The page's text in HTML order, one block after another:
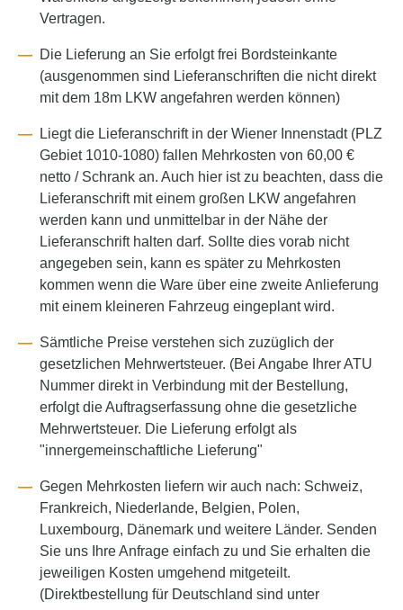
Vertragen.
Die Lieferung an Sie erfolgt frei Bordsteinkante
(ausgenommen sind Lieferanschriften die nicht direkt
mit dem 18m LKW angefahren werden können)
Liegt die Lieferanschrift in der Wiener Innenstadt (PLZ
Gebiet 1010-1080) fallen Mehrkosten von 60,00 €
netto / Schrank an. Auch hier ist zu beachten, dass die
Lieferanschrift mit einem großen LKW angefahren
werden kann und unmittelbar in der Nähe der
Lieferanschrift halten darf. Sollte dies vorab nicht
angegeben sein, kann es später zu Mehrkosten
kommen wenn die Ware über eine zweite Anlieferung
mit einem kleineren Fahrzeug eingeplant wird.
Sämtliche Preise verstehen sich zuzüglich der
gesetzlichen Mehrwertsteuer. (Bei Angabe Ihrer ATU
Nummer direkt in Verbindung mit der Bestellung,
erfolgt die Auftragserfassung ohne die gesetzliche
Mehrwertsteuer. Die Lieferung erfolgt als
"innergemeinschaftliche Lieferung"
Gegen Mehrkosten liefern wir auch nach: Schweiz,
Frankreich, Niederlande, Belgien, Polen,
Luxembourg, Dänemark und weitere Länder. Senden
Sie uns Ihre Anfrage einfach zu und Sie erhalten die
jeweiligen Kosten umgehend mitgeteilt.
(Direktbestellung für Deutschland sind unter